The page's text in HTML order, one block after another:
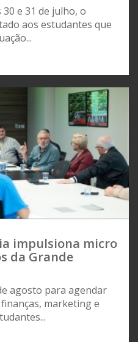
e 31 de julho, o
aos estudantes que
impulsiona micro
da Grande
agosto para agendar
marketing e